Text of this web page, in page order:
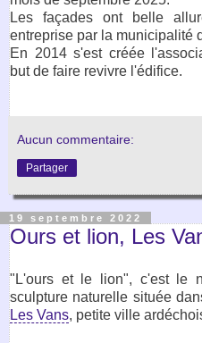
Les façades ont belle
entreprise par la municipalité
En 2014 s'est créée
but de faire revivre l'édifice.
Aucun commentaire:
Partager
19 septembre 2022
Ours et lion, Les
"L'ours et le lion", c'est le
sculpture naturelle située
Les Vans, petite ville